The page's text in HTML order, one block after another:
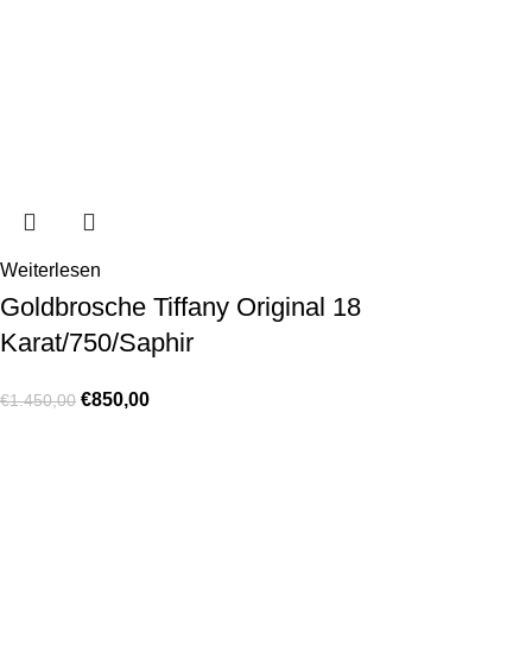
Weiterlesen
Goldbrosche Tiffany Original 18
Karat/750/Saphir
€1.450,00 €850,00